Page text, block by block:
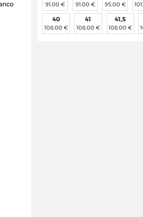
91,00 € 91,00 € 95,00 €
40
108,00 €
41
108,00 €
41,5
108,00 €